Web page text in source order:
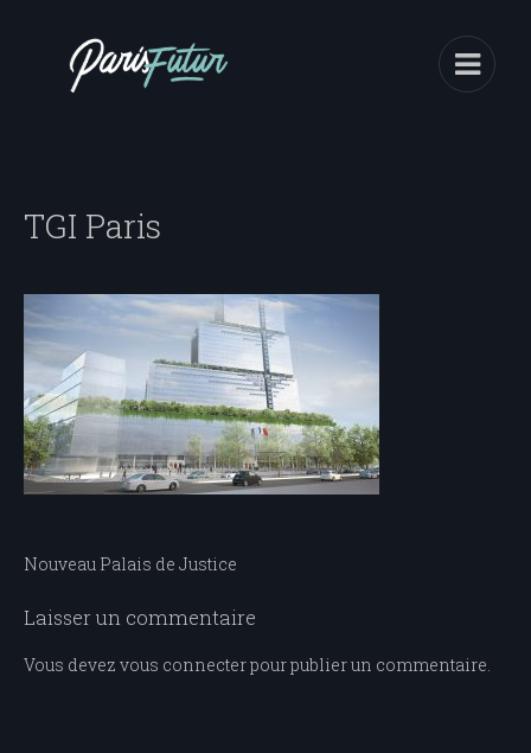
TGI Paris
Navigation
de
Nouveau Palais de Justice
Laisser un commentaire
Vous devez vous connecterpour publier un commentaire.